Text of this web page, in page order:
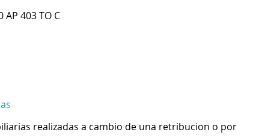
AP 403 TO C
realizadas a cambio de una retribucion o por